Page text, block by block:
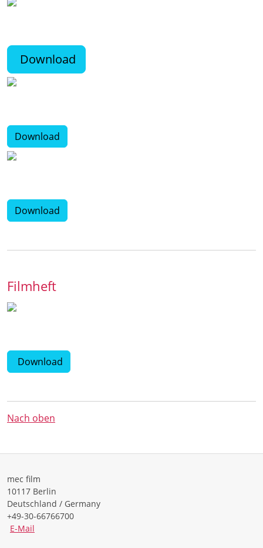
Download
Download
Download
Filmheft
Download
Nach oben
mec film
10117 Berlin
Deutschland / Germany
+49-30-66766700
E-Mail